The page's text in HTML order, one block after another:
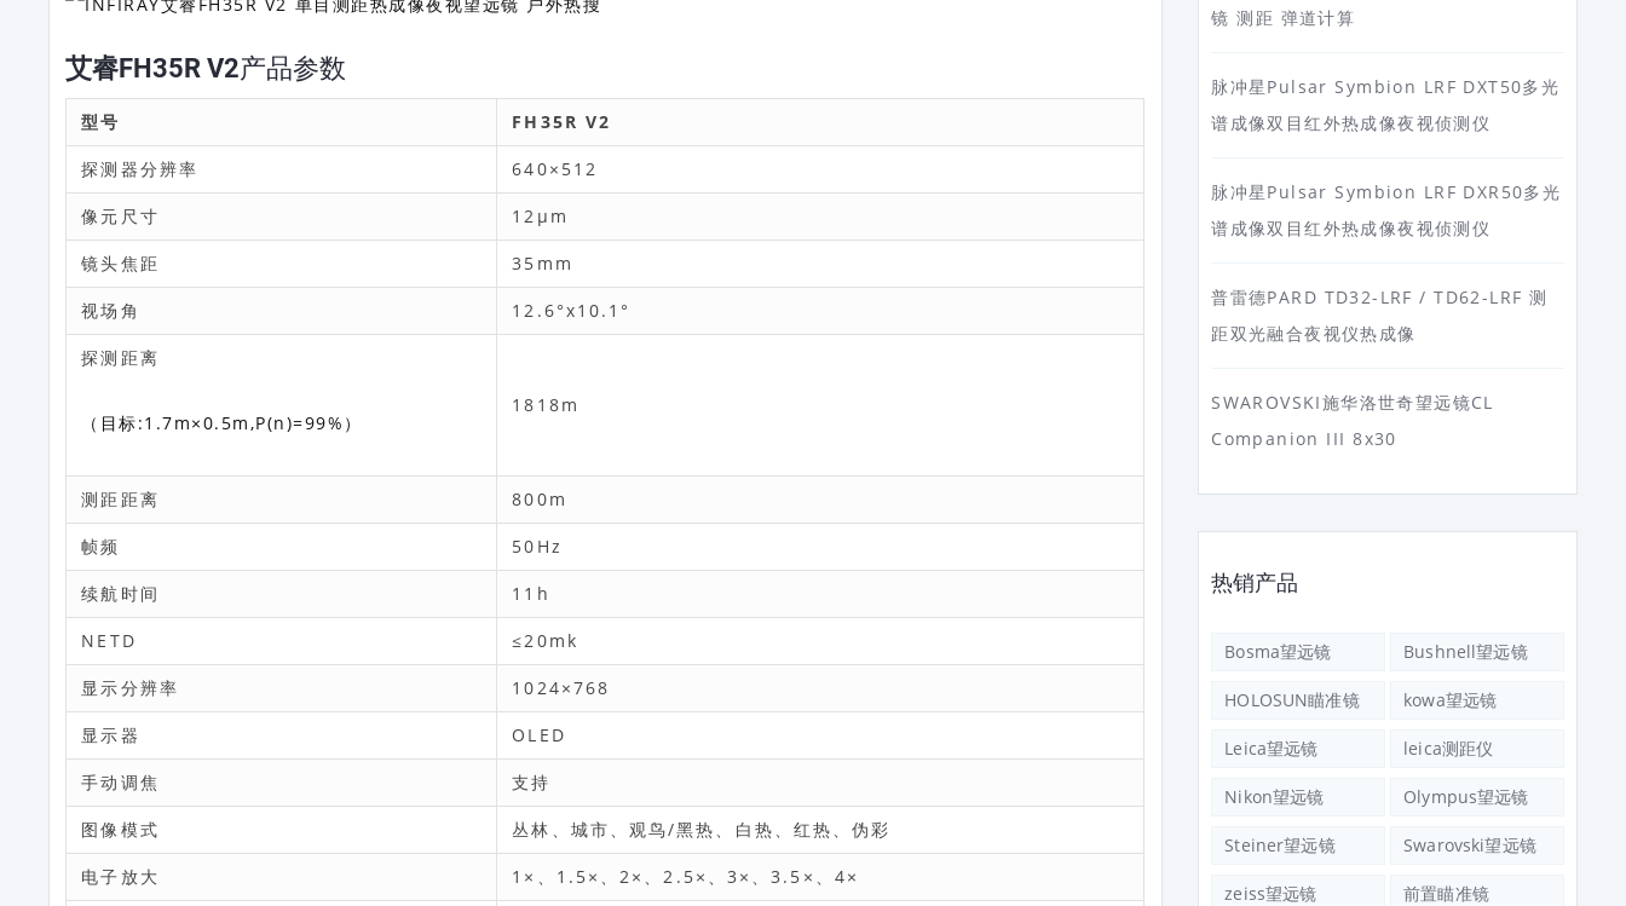
艾睿FH35R V2产品参数
型号 FH35R V2
探测器分辨率 640×512
像元尺寸 12μm
镜头焦距 35mm
视场角 12.6°x10.1°
探测距离
（目标:1.7m×0.5m,P(n)=99%）
1818m
测距距离 800m
帧频 50Hz
续航时间 11h
NETD ≤20mk
显示分辨率 1024×768
显示器 OLED
手动调焦 支持
图像模式 丛林、城市、观鸟/黑热、白热、红热、伪彩
电子放大 1×、1.5×、2×、2.5×、3×、3.5×、4×
镜 测距 弹道计算
脉冲星Pulsar Symbion LRF DXT50多光
谱成像双目红外热成像夜视侦测仪
脉冲星Pulsar Symbion LRF DXR50多光
谱成像双目红外热成像夜视侦测仪
普雷德PARD TD32-LRF / TD62-LRF 测
距双光融合夜视仪热成像
SWAROVSKI施华洛世奇望远镜CL
Companion III 8x30
热销产品
Bosma望远镜 Bushnell望远镜
HOLOSUN瞄准镜 kowa望远镜
Leica望远镜 leica测距仪
Nikon望远镜 Olympus望远镜
Steiner望远镜 Swarovski望远镜
zeiss望远镜 前置瞄准镜